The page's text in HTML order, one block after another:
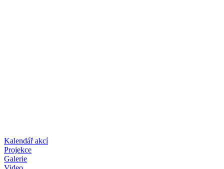
Kalendář akcí
Projekce
Galerie